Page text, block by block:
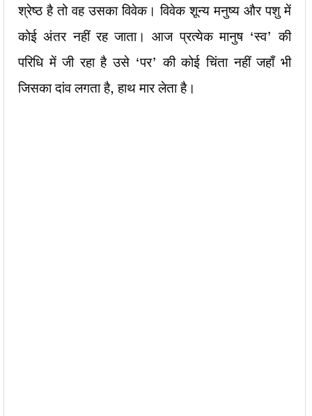
श्रेष्ठ है तो वह उसका विवेक। विवेकशून्य मनुष्य और पशु में
कोई अंतर नहीं रह जाता। आज प्रत्येक मानुष ‘स्व’ की
परिधि में जी रहा है उसे ‘पर’ की कोई चिंता नहीं जहाँ भी
जिसका दांव लगता है,हाथ मार लेता है।